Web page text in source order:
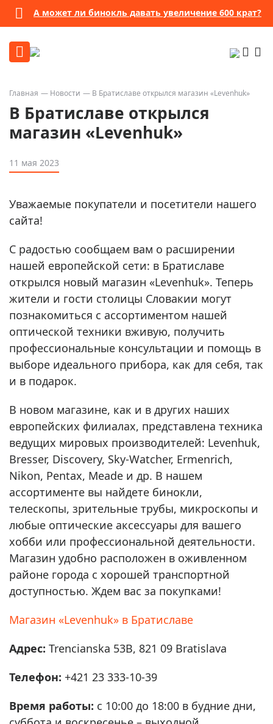
А может ли бинокль давать увеличение 600 крат?
Главная Новости В Братиславе открылся магазин «Levenhuk»
В Братиславе открылся
магазин «Levenhuk»
11 мая 2023
Уважаемые покупатели и посетители нашего
сайта!
С радостью сообщаем вам о расширении
нашей европейской сети: в Братиславе
открылся новый магазин «Levenhuk». Теперь
жители и гости столицы Словакии могут
познакомиться с ассортиментом нашей
оптической техники вживую, получить
профессиональные консультации и помощь в
выборе идеального прибора, как для себя, так
и в подарок.
В новом магазине, как и в других наших
европейских филиалах, представлена техника
ведущих мировых производителей: Levenhuk,
Bresser, Discovery, Sky-Watcher, Ermenrich,
Nikon, Pentax, Meade и др. В нашем
ассортименте вы найдете бинокли,
телескопы, зрительные трубы, микроскопы и
любые оптические аксессуары для вашего
хобби или профессиональной деятельности.
Магазин удобно расположен в оживленном
районе города с хорошей транспортной
доступностью. Ждем вас за покупками!
Магазин «Levenhuk» в Братиславе
Адрес: Trencianska 53B, 821 09 Bratislava
Телефон: +421 23 333-10-39
Время работы: с 10:00 до 18:00 в будние дни,